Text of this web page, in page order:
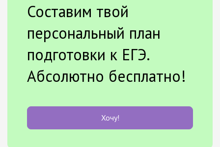
Составим твой
персональный план
подготовки к ЕГЭ.
Абсолютно бесплатно!
Хочу!